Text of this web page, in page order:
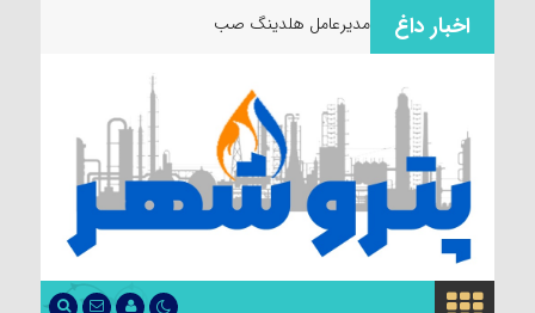
اخبار داغ مدیرعامل هلدینگ صباانرژی از